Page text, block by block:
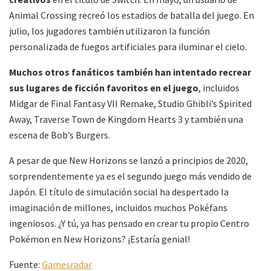
Animal Crossing recreó los estadios de batalla del juego. En
julio, los jugadores también utilizaron la función
personalizada de fuegos artificiales para iluminar el cielo.
Muchos otros fanáticos también han intentado recrear
sus lugares de ficción favoritos en el juego, incluidos
Midgar de Final Fantasy VII Remake, Studio Ghibli’s Spirited
Away, Traverse Town de Kingdom Hearts 3 y también una
escena de Bob’s Burgers.
A pesar de que New Horizons se lanzó a principios de 2020,
sorprendentemente ya es el segundo juego más vendido de
Japón. El título de simulación social ha despertado la
imaginación de millones, incluidos muchos Pokéfans
ingeniosos. ¿Y tú, ya has pensado en crear tu propio Centro
Pokémon en New Horizons? ¡Estaría genial!
Fuente: Gamesradar